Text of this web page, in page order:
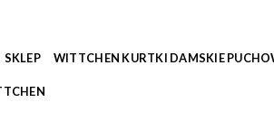
SKLEP WITTCHEN KURTKI DAMSKIE